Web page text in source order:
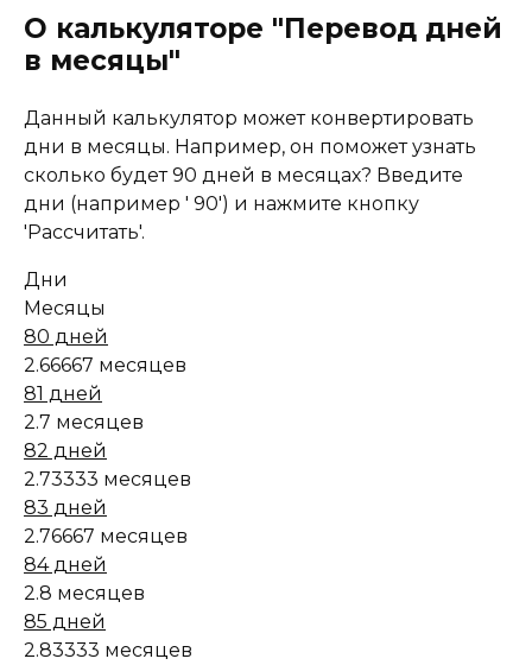
О калькуляторе "Перевод дней
в месяцы"
Данный калькулятор может конвертировать
дни в месяцы. Например, он поможет узнать
сколько будет 90 дней в месяцах? Введите
дни (например ' 90') и нажмите кнопку
'Рассчитать'.
Дни
Месяцы
80 дней
2.66667 месяцев
81 дней
2.7 месяцев
82 дней
2.73333 месяцев
83 дней
2.76667 месяцев
84 дней
2.8 месяцев
85 дней
2.83333 месяцев